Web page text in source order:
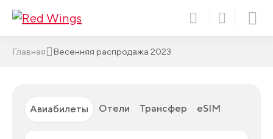
Главная Весенняя распродажа 2023
Авиабилеты Отели Трансфер eSIM